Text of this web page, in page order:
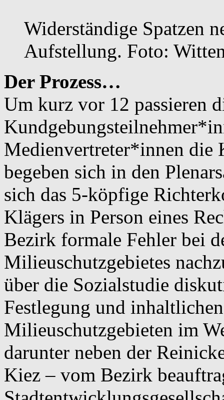
Widerständige Spatzen
Aufstellung. Foto:
Der Prozess…
Um kurz vor 12 passieren
Medienvertreter*innen
begeben sich in den
sich das 5-köpfige
Klägers in Person eines
Bezirk formale Fehler bei
Milieuschutzgebietes
über die Sozialstudie
Festlegung und
Milieuschutzgebieten im
darunter neben der
Kiez – vom Bezirk